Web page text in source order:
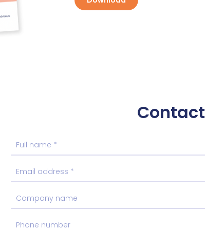
Contact